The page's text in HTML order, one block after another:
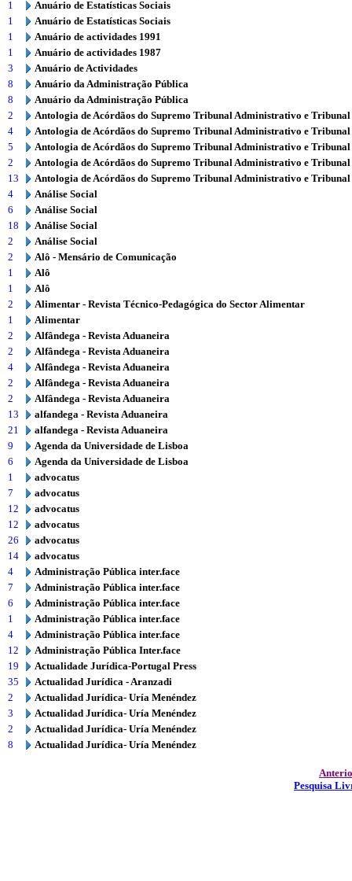
1
Anuário de Estatísticas Sociais
1
Anuário de Estatísticas Sociais
1
Anuário de actividades 1991
1
Anuário de actividades 1987
3
Anuário de Actividades
8
Anuário da Administração Pública
8
Anuário da Administração Pública
2
Antologia de Acórdãos do Supremo Tribunal Administrativo e
4
Antologia de Acórdãos do Supremo Tribunal Administrativo e
5
Antologia de Acórdãos do Supremo Tribunal Administrativo e
2
Antologia de Acórdãos do Supremo Tribunal Administrativo e
13
Antologia de Acórdãos do Supremo Tribunal Administrativo e
4
Análise Social
6
Análise Social
18
Análise Social
2
Análise Social
2
Alô - Mensário de Comunicação
1
Alô
1
Alô
2
Alimentar - Revista Técnico-Pedagógica do Sector Alimentar
1
Alimentar
2
Alfândega - Revista Aduaneira
2
Alfândega - Revista Aduaneira
4
Alfândega - Revista Aduaneira
2
Alfândega - Revista Aduaneira
2
Alfândega - Revista Aduaneira
13
alfandega - Revista Aduaneira
21
alfandega - Revista Aduaneira
9
Agenda da Universidade de Lisboa
6
Agenda da Universidade de Lisboa
1
advocatus
7
advocatus
12
advocatus
12
advocatus
26
advocatus
14
advocatus
4
Administração Pública inter.face
7
Administração Pública inter.face
6
Administração Pública inter.face
1
Administração Pública inter.face
4
Administração Pública inter.face
12
Administração Pública Inter.face
19
Actualidade Jurídica-Portugal Press
35
Actualidad Jurídica - Aranzadi
2
Actualidad Jurídica- Uría Menéndez
3
Actualidad Jurídica- Uría Menéndez
2
Actualidad Jurídica- Uría Menéndez
8
Actualidad Jurídica- Uría Menéndez
Pesquisa